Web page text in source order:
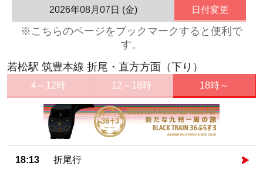
2026年08月07日 (金) 日付変更
※こちらのページをブックマークすると便利で
す。
若松駅 筑豊本線 折尾・直方方面（下り）
4～12時 12～18時 18時～
18:13 折尾行